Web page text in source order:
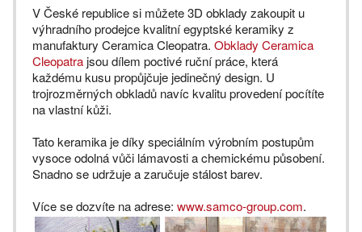
V České republice si můžete 3D obklady zakoupit u
výhradního prodejce kvalitní egyptské keramiky z
manufaktury Ceramica Cleopatra. Obklady Ceramica
Cleopatra jsou dílem poctivé ruční práce, která
každému kusu propůjčuje jedinečný design. U
trojrozměrných obkladů navíc kvalitu provedení pocítíte
na vlastní kůži.
Tato keramika je díky speciálním výrobním postupům
vysoce odolná vůči lámavosti a chemickému působení.
Snadno se udržuje a zaručuje stálost barev.
Více se dozvíte na adrese: www.samco-group.com.